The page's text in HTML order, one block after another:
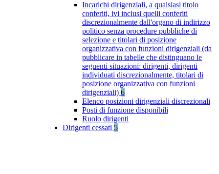
Incarichi dirigenziali, a qualsiasi titolo
conferiti, ivi inclusi quelli conferiti
discrezionalmente dall'organo di indirizzo
politico senza procedure pubbliche di
selezione e titolari di posizione
organizzativa con funzioni dirigenziali (da
pubblicare in tabelle che distinguano le
seguenti situazioni: dirigenti, dirigenti
individuati discrezionalmente, titolari di
posizione organizzativa con funzioni
dirigenziali) 6
Elenco posizioni dirigenziali discrezionali
Posti di funzione disponibili
Ruolo dirigenti
Dirigenti cessati 5